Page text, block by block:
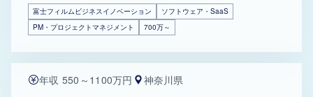
富士フィルムビジネスイノベーション
ソフトウェア・SaaS
PM・プロジェクトマネジメント
700万～
年収 550～1100万円 神奈川県